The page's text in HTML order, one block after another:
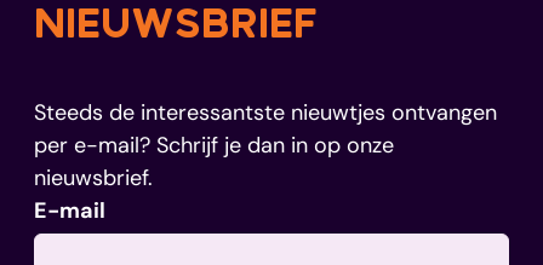
NIEUWSBRIEF
Steeds de interessantste nieuwtjes ontvangen
per e-mail? Schrijf je dan in op onze
nieuwsbrief.
E-mail